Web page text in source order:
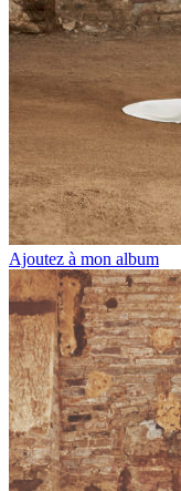
Ajoutez à mon album